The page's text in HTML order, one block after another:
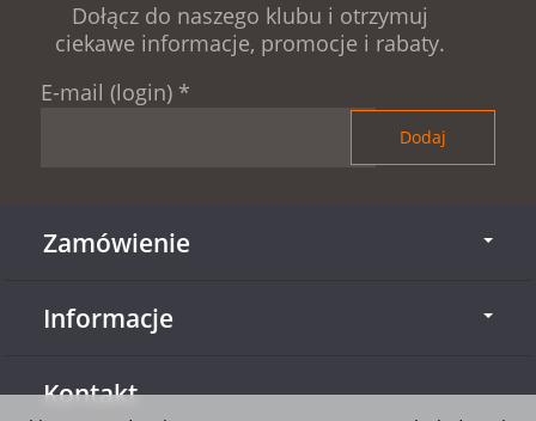
Dołącz do naszego klubu i otrzymuj
ciekawe informacje, promocje i rabaty.
E-mail (login) *
Zamówienie
Informacje
Kontakt